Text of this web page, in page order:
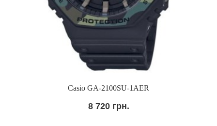
Casio GA-2100SU-1AER
8 720 грн.